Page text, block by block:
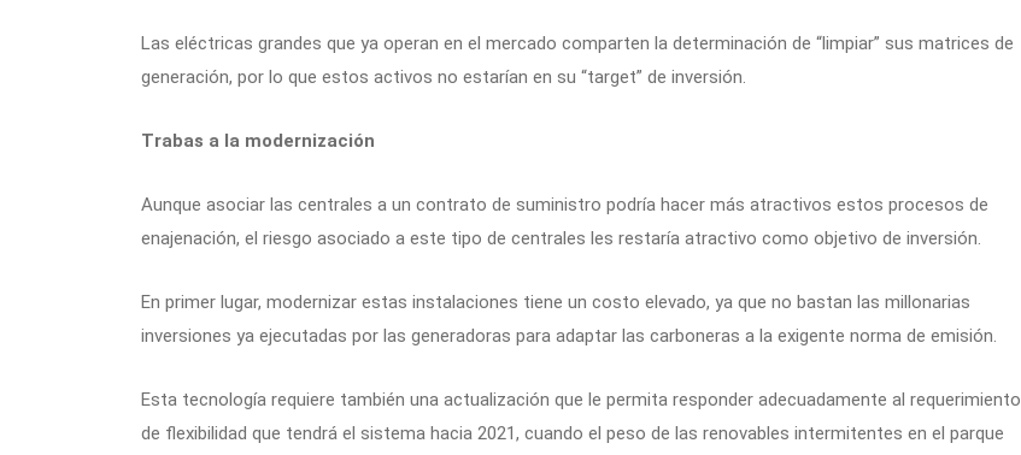
Las eléctricas grandes que ya operan en el mercado comparten la determinación de “limpiar” sus matrices de
generación, por lo que estos activos no estarían en su “target” de inversión.
Trabas a la modernización
Aunque asociar las centrales a un contrato de suministro podría hacer más atractivos estos procesos de
enajenación, el riesgo asociado a este tipo de centrales les restaría atractivo como objetivo de inversión.
En primer lugar, modernizar estas instalaciones tiene un costo elevado, ya que no bastan las millonarias
inversiones ya ejecutadas por las generadoras para adaptar las carboneras a la exigente norma de emisión.
Esta tecnología requiere también una actualización que le permita responder adecuadamente al requerimiento
de flexibilidad que tendrá el sistema hacia 2021, cuando el peso de las renovables intermitentes en el parque